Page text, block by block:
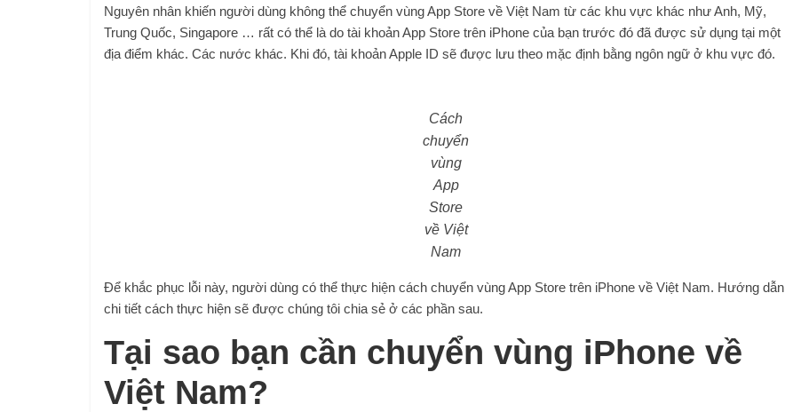
Nguyên nhân khiến người dùng không thể chuyển vùng App Store về Việt Nam từ các khu vực khác như Anh, Mỹ,
Trung Quốc, Singapore … rất có thể là do tài khoản App Store trên iPhone của bạn trước đó đã được sử dụng tại một
địa điểm khác. Các nước khác. Khi đó, tài khoản Apple ID sẽ được lưu theo mặc định bằng ngôn ngữ ở khu vực đó.
Cách
chuyển
vùng
App
Store
về Việt
Nam
Để khắc phục lỗi này, người dùng có thể thực hiện cách chuyển vùng App Store trên iPhone về Việt Nam. Hướng dẫn
chi tiết cách thực hiện sẽ được chúng tôi chia sẻ ở các phần sau.
Tại sao bạn cần chuyển vùng iPhone về
Việt Nam?